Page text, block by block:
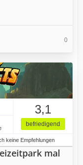
0
3,1
befriedigend
keine Empfehlungen
mal